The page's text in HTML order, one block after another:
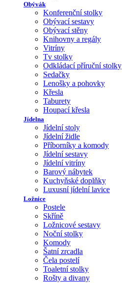
Obývák
Konferenční stolky
Obývací sestavy
Obývací stěny
Knihovny a regály
Vitríny
Tv stolky
Odkládací příruční stolky
Sedačky
Lenošky a pohovky
Křesla
Taburety
Houpací křesla
Jídelna
Jídelní stoly
Jídelní židle
Příborníky a komody
Jídelní sestavy
Jídelní vitríny
Barový nábytek
Kuchyňské doplňky
Luxusní jídelní lavice
Ložnice
Postele
Skříně
Ložnicové sestavy
Noční stolky
Komody
Šatní zrcadla
Čela postelí
Toaletní stolky
Rošty a divany